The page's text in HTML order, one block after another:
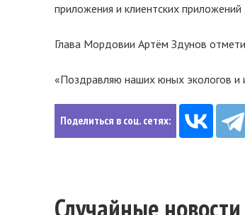
приложения и клиентских
Глава Мордовии Артём Здунов
«Поздравляю наших юных экологов и
Поделиться в соц. сетях:
Случайные новости